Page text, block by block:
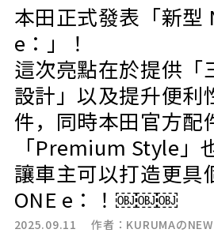
本田正式發表「新型
e：」！
這次亮點在於提供「
設計」以及提升便利
件，同時本田官方配
「Premium Style」
讓車主可以打造更具
ONE e：！￼￼￼
2025.09.11 作者： KURUMAの